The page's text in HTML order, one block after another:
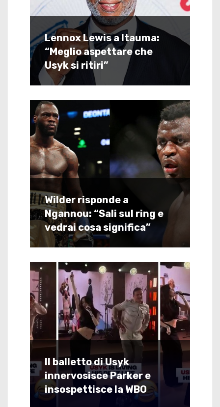
Lennox Lewis a Itauma:
“Meglio aspettare che
Usyk si ritiri”
Wilder risponde a
Ngannou: “Sali sul ring e
vedrai cosa significa”
Il balletto di Usyk
innervosisce Parker e
insospettisce la WBO